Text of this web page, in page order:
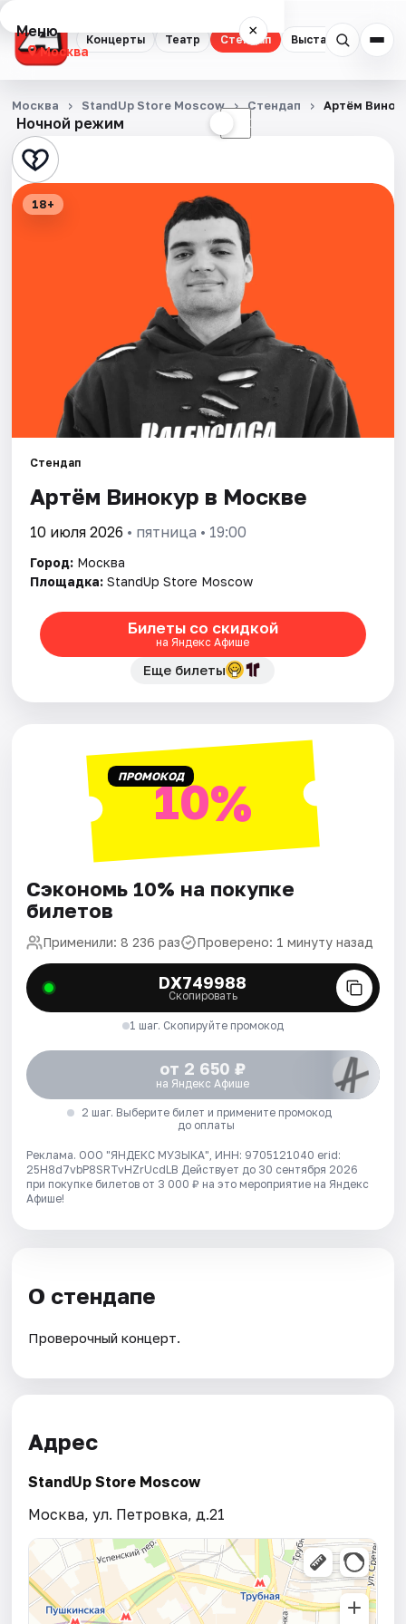
Концерты Театр Стендап Выставки
Меню ×
Москва
Концерты
Театр
Стендап
События
Площадки
Артисты
Рейтинги
Ночной режим ☾
Москва StandUp Store Moscow Стендап Артём
18+
Стендап
Артём Винокур в Москве
10 июля 2026 • пятница • 19:00
Город: Москва
Площадка: StandUp Store Moscow
Билеты со скидкой
на Яндекс Афише
Еще билеты
ПРОМОКОД10%
Сэкономь 10% на покупке
билетов
Применили: 8 236 раз Проверено: 1 минуту назад
DX749988
Скопировать
1 шаг. Скопируйте промокод
от 2 650 ₽
на Яндекс Афише
2 шаг. Выберите билет и примените промокод
до оплаты
Реклама. ООО "ЯНДЕКС МУЗЫКА", ИНН: 9705121040 erid:
25H8d7vbP8SRTvHZrUcdLB Действует до 30 сентября 2026
при покупке билетов от 3 000 ₽ на это мероприятие на Яндекс
Афише!
О стендапе
Проверочный концерт.
Адрес
StandUp Store Moscow
Москва, ул. Петровка, д.21